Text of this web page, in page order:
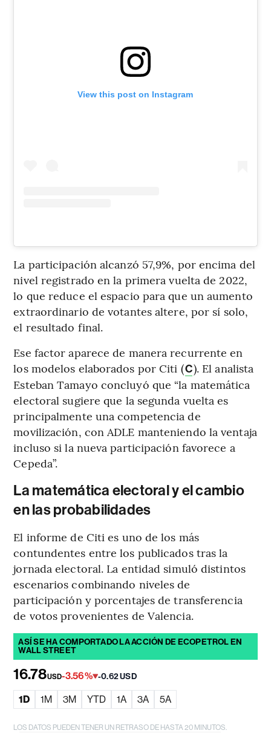
View this post on Instagram
La participación alcanzó 57,9%, por encima del
nivel registrado en la primera vuelta de 2022,
lo que reduce el espacio para que un aumento
extraordinario de votantes altere, por sí solo,
el resultado final.
Ese factor aparece de manera recurrente en
los modelos elaborados por Citi (C). El analista
Esteban Tamayo concluyó que “la matemática
electoral sugiere que la segunda vuelta es
principalmente una competencia de
movilización, con ADLE manteniendo la ventaja
incluso si la nueva participación favorece a
Cepeda”.
La matemática electoral y el cambio
en las probabilidades
El informe de Citi es uno de los más
contundentes entre los publicados tras la
jornada electoral. La entidad simuló distintos
escenarios combinando niveles de
participación y porcentajes de transferencia
de votos provenientes de Valencia.
ASÍ SE HA COMPORTADO LA ACCIÓN DE ECOPETROL EN
WALL STREET
16.78USD-3.56% -0.62 USD
1D 1M 3M YTD 1A 3A 5A
LOS DATOS PUEDEN TENER UN RETRASO DE HASTA 20 MINUTOS.